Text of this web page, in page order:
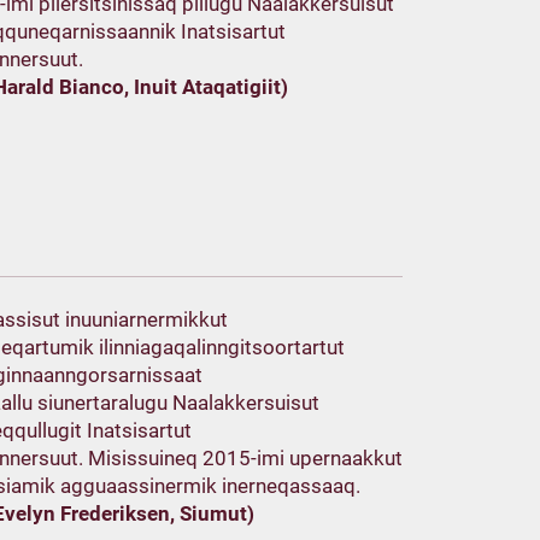
Inatsisartut
Bianco, Inuit Ataqatigiit)
inuuniarnermikkut
ilinniagaqalinngitsoortartut
siunertaralugu Naalakkersuisut
Inatsisartut
Misissuineq 2015-imi upernaakkut
agguaassinermik inerneqassaaq.
Frederiksen, Siumut)